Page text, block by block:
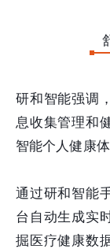
研和智能强调
息收集管理和
智能个人健康
通过研和智能
台自动生成实
掘医疗健康数